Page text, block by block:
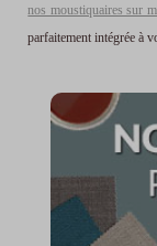
nos moustiquaires sur
parfaitement intégrée à